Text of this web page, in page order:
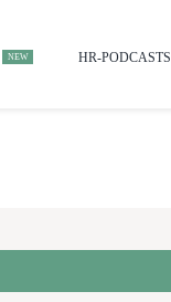
NEW HR-PODCASTS